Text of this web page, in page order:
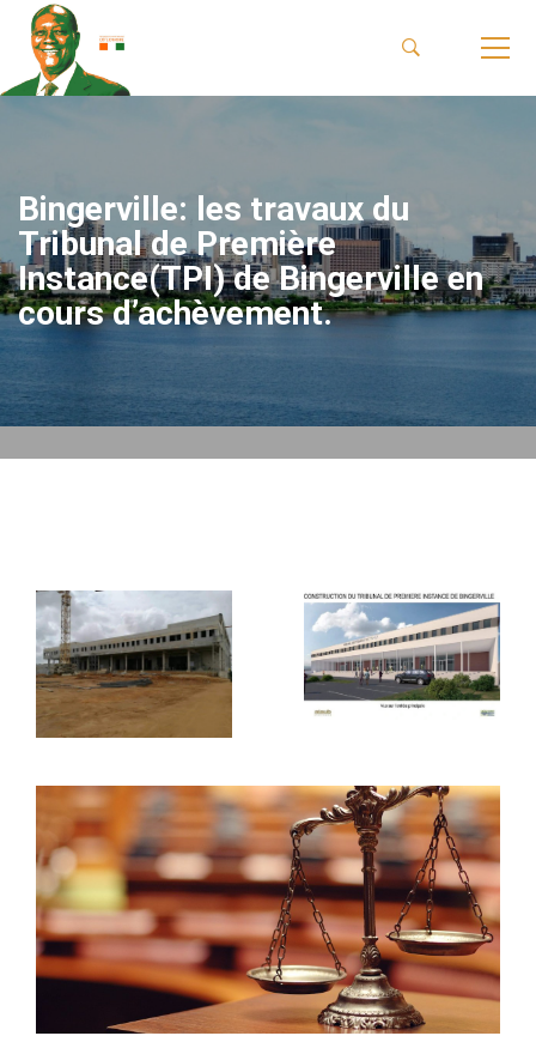
Bingerville: les travaux du
Tribunal de Première
Instance(TPI) de Bingerville en
cours d’achèvement.